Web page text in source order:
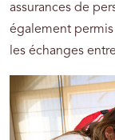
assurances de
également
les échanges